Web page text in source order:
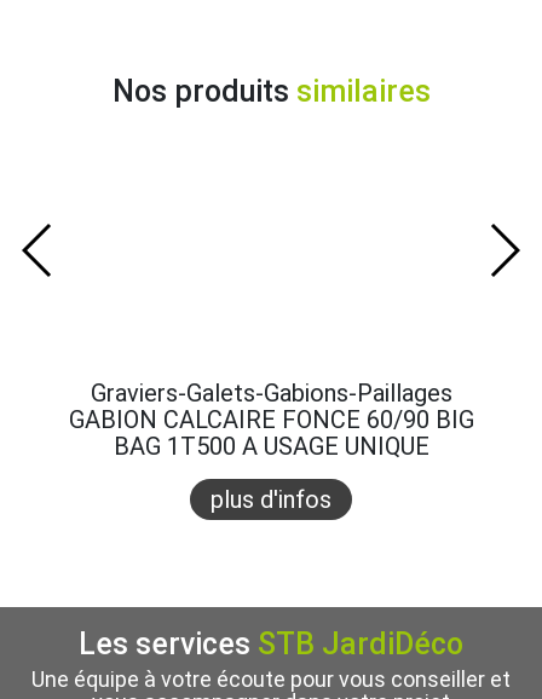
Nos produits similaires
Graviers-Galets-Gabions-Paillages
GABION CALCAIRE FONCE 60/90 BIG
BAG 1T500 A USAGE UNIQUE
plus d'infos
Les services STB JardiDéco
Une équipe à votre écoute pour vous conseiller et